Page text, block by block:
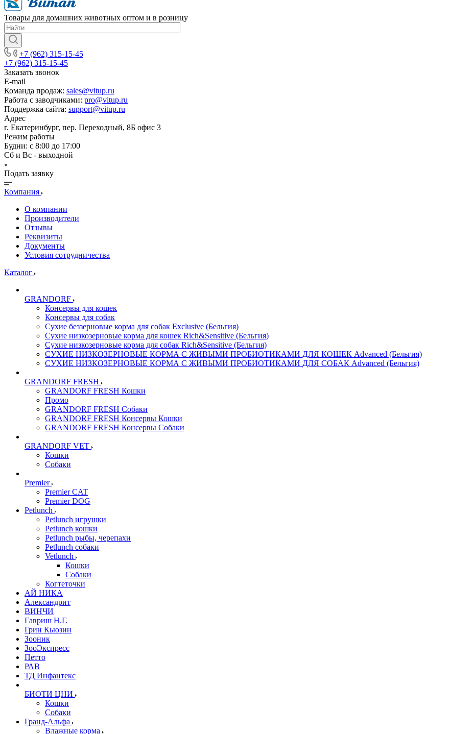
Товары для домашних животных оптом и в розницу
+7 (962) 315-15-45
+7 (962) 315-15-45
Заказать звонок
E-mail
Команда продаж: sales@vitup.ru
Работа с заводчиками: pro@vitup.ru
Поддержка сайта: support@vitup.ru
Адрес
г. Екатеринбург, пер. Переходный, 8Б офис 3
Режим работы
Будни: с 8:00 до 17:00
Сб и Вс - выходной
Подать заявку
Компания
О компании
Производители
Отзывы
Реквизиты
Документы
Условия сотрудничества
Каталог
GRANDORF
Консервы для кошек
Консервы для собак
Сухие беззерновые корма для собак Exclusive (Бельгия)
Сухие низкозерновые корма для кошек Rich&Sensitive (Бельгия)
Сухие низкозерновые корма для собак Rich&Sensitive (Бельгия)
СУХИЕ НИЗКОЗЕРНОВЫЕ КОРМА С ЖИВЫМИ ПРОБИОТИКАМИ ДЛЯ КОШЕК Advanced (Бельгия)
СУХИЕ НИЗКОЗЕРНОВЫЕ КОРМА С ЖИВЫМИ ПРОБИОТИКАМИ ДЛЯ СОБАК Advanced (Бельгия)
GRANDORF FRESH
GRANDORF FRESH Кошки
Промо
GRANDORF FRESH Собаки
GRANDORF FRESH Консервы Кошки
GRANDORF FRESH Консервы Собаки
GRANDORF VET
Кошки
Собаки
Premier
Premier CAT
Premier DOG
Petlunch
Petlunch игрушки
Petlunch кошки
Petlunch рыбы, черепахи
Petlunch собаки
Vetlunch
Кошки
Собаки
Когтеточки
АЙ НИКА
Александрит
ВИНЧИ
Гавриш Н.Г.
Грин Кьюзин
Зооник
ЗооЭкспресс
Петто
РАВ
ТД Инфантекс
БИОТИ ЦНИ
Кошки
Собаки
Гранд-Альфа
Влажные корма